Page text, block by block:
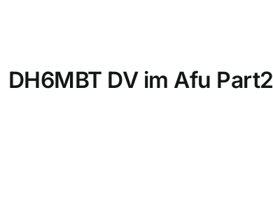
DH6MBT DV im Afu Part2